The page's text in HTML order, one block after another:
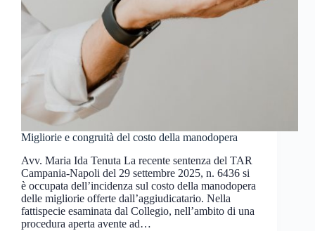
Migliorie e congruità del costo della manodopera
Avv. Maria Ida Tenuta La recente sentenza del TAR
Campania-Napoli del 29 settembre 2025, n. 6436 si
è occupata dell’incidenza sul costo della manodopera
delle migliorie offerte dall’aggiudicatario. Nella
fattispecie esaminata dal Collegio, nell’ambito di una
procedura aperta avente ad…